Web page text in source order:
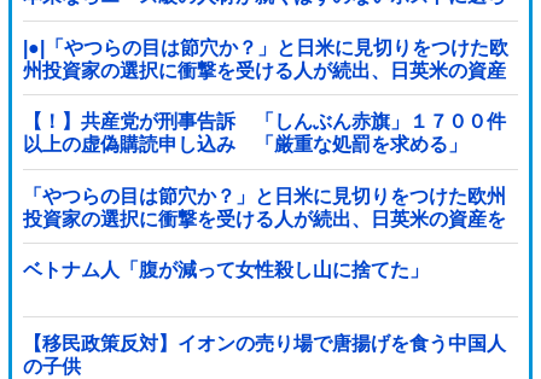
れ……
|●|「やつらの目は節穴か？」と日米に見切りをつけた欧
州投資家の選択に衝撃を受ける人が続出、日英米の資産
を処分して代わりに選んだのは……
【！】共産党が刑事告訴 「しんぶん赤旗」１７００件
以上の虚偽購読申し込み 「厳重な処罰を求める」
「やつらの目は節穴か？」と日米に見切りをつけた欧州
投資家の選択に衝撃を受ける人が続出、日英米の資産を
処分して代わりに選んだのは……
ベトナム人「腹が減って女性殺し山に捨てた」
【移民政策反対】イオンの売り場で唐揚げを食う中国人
の子供